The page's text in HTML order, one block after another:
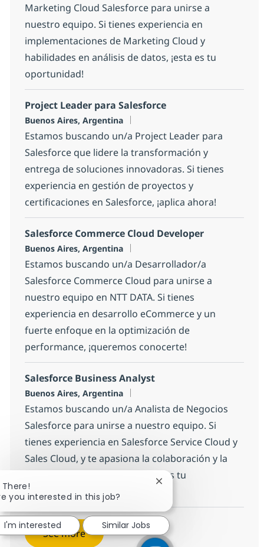
Marketing Cloud Salesforce para unirse a
nuestro equipo. Si tienes experiencia en
implementaciones de Marketing Cloud y
habilidades en análisis de datos, ¡esta es tu
oportunidad!
Project Leader para Salesforce
Location
Buenos Aires, Argentina
Estamos buscando un/a Project Leader para
Salesforce que lidere la transformación y
entrega de soluciones innovadoras. Si tienes
experiencia en gestión de proyectos y
certificaciones en Salesforce, ¡aplica ahora!
Salesforce Commerce Cloud Developer
Location
Buenos Aires, Argentina
Estamos buscando un/a Desarrollador/a
Salesforce Commerce Cloud para unirse a
nuestro equipo en NTT DATA. Si tienes
experiencia en desarrollo eCommerce y un
fuerte enfoque en la optimización de
performance, ¡queremos conocerte!
Salesforce Business Analyst
Location
Buenos Aires, Argentina
Estamos buscando un/a Analista de Negocios
Salesforce para unirse a nuestro equipo. Si
tienes experiencia en Salesforce Service Cloud y
Sales Cloud, y te apasiona la colaboración y la
resolución de problemas, ¡esta es tu
oportunidad!
See more
There!
you interested in this job?
Close chatbot
I'm interested Similar Jobs